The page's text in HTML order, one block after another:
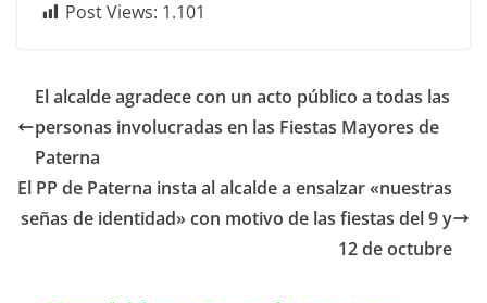
Post Views: 1.101
El alcalde agradece con un acto público a todas las
personas involucradas en las Fiestas Mayores de
Paterna
El PP de Paterna insta al alcalde a ensalzar «nuestras
señas de identidad» con motivo de las fiestas del 9 y
12 de octubre